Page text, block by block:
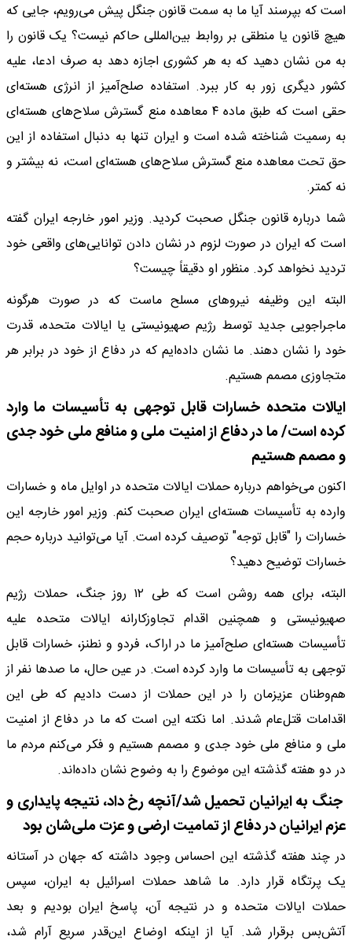
است که بپرسند آیا ما به سمت قانون جنگل پیش می‌رویم، جایی که
هیچ قانون یا منطقی بر روابط بین‌المللی حاکم نیست؟ یک قانون را
به من نشان دهید که به هر کشوری اجازه دهد به صرف ادعا، علیه
کشور دیگری زور به کار ببرد. استفاده صلح‌آمیز از انرژی هسته‌ای
حقی است که طبق ماده ۴ معاهده منع گسترش سلاح‌های هسته‌ای
به رسمیت شناخته شده است و ایران تنها به دنبال استفاده از این
حق تحت معاهده منع گسترش سلاح‌های هسته‌ای است، نه بیشتر و
نه کمتر.
شما درباره قانون جنگل صحبت کردید. وزیر امور خارجه ایران گفته
است که ایران در صورت لزوم در نشان دادن توانایی‌های واقعی خود
تردید نخواهد کرد. منظور او دقیقاً چیست؟
البته این وظیفه نیروهای مسلح ماست که در صورت هرگونه
ماجراجویی جدید توسط رژیم صهیونیستی یا ایالات متحده، قدرت
خود را نشان دهند. ما نشان داده‌ایم که در دفاع از خود در برابر هر
متجاوزی مصمم هستیم.
ایالات متحده خسارات قابل توجهی به تأسیسات ما وارد
کرده است/ ما در دفاع از امنیت ملی و منافع ملی خود جدی
و مصمم هستیم
اکنون می‌خواهم درباره حملات ایالات متحده در اوایل ماه و خسارات
وارده به تأسیسات هسته‌ای ایران صحبت کنم. وزیر امور خارجه این
خسارات را "قابل توجه" توصیف کرده است. آیا می‌توانید درباره حجم
خسارات توضیح دهید؟
البته، برای همه روشن است که طی ۱۲ روز جنگ، حملات رژیم
صهیونیستی و همچنین اقدام تجاوزکارانه ایالات متحده علیه
تأسیسات هسته‌ای صلح‌آمیز ما در اراک، فردو و نطنز، خسارات قابل
توجهی به تأسیسات ما وارد کرده است. در عین حال، ما صدها نفر از
هم‌وطنان عزیزمان را در این حملات از دست دادیم که طی این
اقدامات قتل‌عام شدند. اما نکته این است که ما در دفاع از امنیت
ملی و منافع ملی خود جدی و مصمم هستیم و فکر می‌کنم مردم ما
در دو هفته گذشته این موضوع را به وضوح نشان داده‌اند.
جنگ به ایرانیان تحمیل شد/آنچه رخ داد، نتیجه پایداری و
عزم ایرانیان در دفاع از تمامیت ارضی و عزت ملی‌شان بود
در چند هفته گذشته این احساس وجود داشته که جهان در آستانه
یک پرتگاه قرار دارد. ما شاهد حملات اسرائیل به ایران، سپس
حملات ایالات متحده و در نتیجه آن، پاسخ ایران بودیم و بعد
آتش‌بس برقرار شد. آیا از اینکه اوضاع این‌قدر سریع آرام شد،